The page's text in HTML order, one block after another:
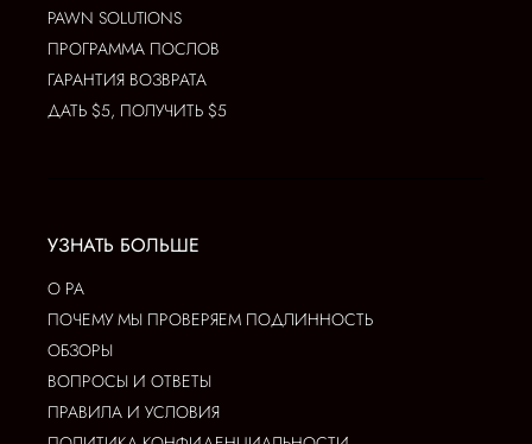
PAWN SOLUTIONS
ПРОГРАММА ПОСЛОВ
ГАРАНТИЯ ВОЗВРАТА
ДАТЬ $5, ПОЛУЧИТЬ $5
УЗНАТЬ БОЛЬШЕ
О РА
ПОЧЕМУ МЫ ПРОВЕРЯЕМ ПОДЛИННОСТЬ
ОБЗОРЫ
ВОПРОСЫ И ОТВЕТЫ
ПРАВИЛА И УСЛОВИЯ